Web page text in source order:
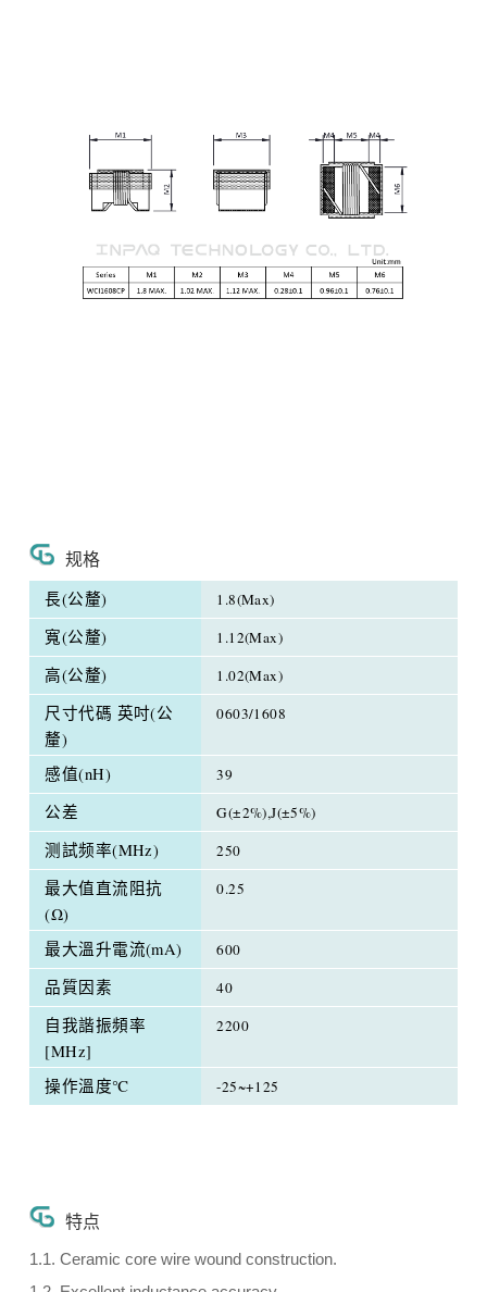
规格
長(公釐) 1.8(Max)
寬(公釐) 1.12(Max)
高(公釐) 1.02(Max)
尺寸代碼 英吋(公
釐)
0603/1608
感值(nH) 39
公差 G(±2%),J(±5%)
测試频率(MHz) 250
最大值直流阻抗
(Ω)
0.25
最大溫升電流(mA) 600
品質因素 40
自我諧振頻率
[MHz]
2200
操作溫度℃ -25~+125
特点
1.1. Ceramic core wire wound construction.